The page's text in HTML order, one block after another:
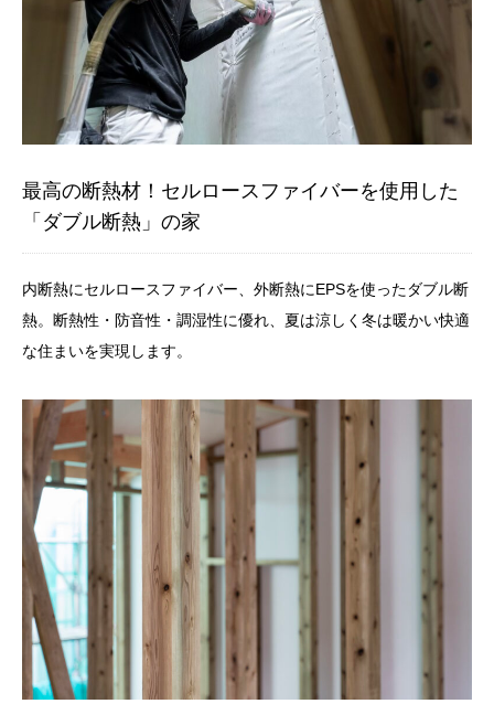
最高の断熱材！セルロースファイバーを使用した
「ダブル断熱」の家
内断熱にセルロースファイバー、外断熱にEPSを使ったダブル断
熱。断熱性・防音性・調湿性に優れ、夏は涼しく冬は暖かい快適
な住まいを実現します。